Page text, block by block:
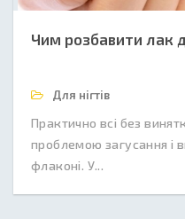
Чим розбавити лак
Для нігтів
Практично всі без
проблемою загусання і
флаконі. У...